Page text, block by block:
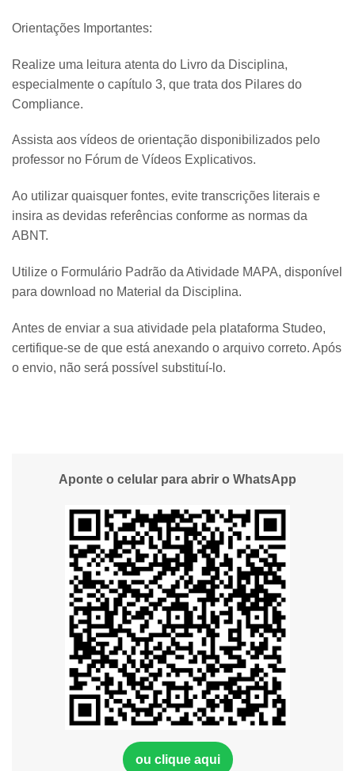
Orientações Importantes:
Realize uma leitura atenta do Livro da Disciplina,
especialmente o capítulo 3, que trata dos Pilares do
Compliance.
Assista aos vídeos de orientação disponibilizados pelo
professor no Fórum de Vídeos Explicativos.
Ao utilizar quaisquer fontes, evite transcrições literais e
insira as devidas referências conforme as normas da
ABNT.
Utilize o Formulário Padrão da Atividade MAPA, disponível
para download no Material da Disciplina.
Antes de enviar a sua atividade pela plataforma Studeo,
certifique-se de que está anexando o arquivo correto. Após
o envio, não será possível substituí-lo.
Aponte o celular para abrir o WhatsApp
ou clique aqui